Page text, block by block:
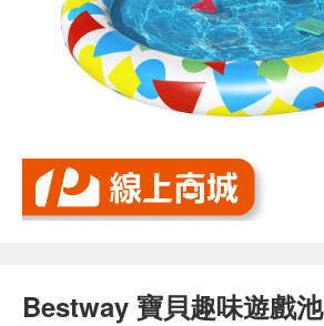
Bestway 寶貝趣味遊戲池